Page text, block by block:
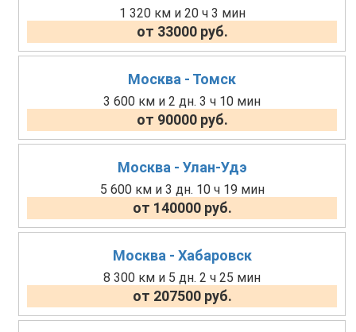
1 320 км и 20 ч 3 мин
от 33000 руб.
Москва - Томск
3 600 км и 2 дн. 3 ч 10 мин
от 90000 руб.
Москва - Улан-Удэ
5 600 км и 3 дн. 10 ч 19 мин
от 140000 руб.
Москва - Хабаровск
8 300 км и 5 дн. 2 ч 25 мин
от 207500 руб.